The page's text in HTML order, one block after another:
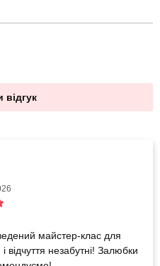
відгук
майстер-клас для